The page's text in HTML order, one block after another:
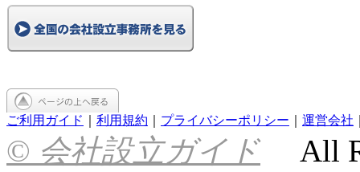
ご利用ガイド 利用規約 プライバシーポリシー 運営会社
© 会社設立ガイドAll